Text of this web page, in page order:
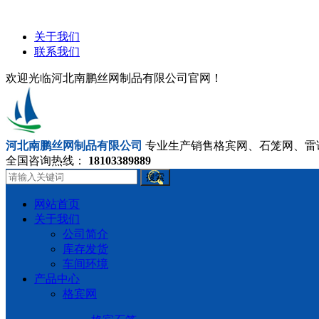
关于我们
联系我们
欢迎光临河北南鹏丝网制品有限公司官网！
河北南鹏丝网制品有限公司 专业生产销售格宾网、石笼网、雷
全国咨询热线：
18103389889
搜索
网站首页
关于我们
公司简介
库存发货
车间环境
产品中心
格宾网